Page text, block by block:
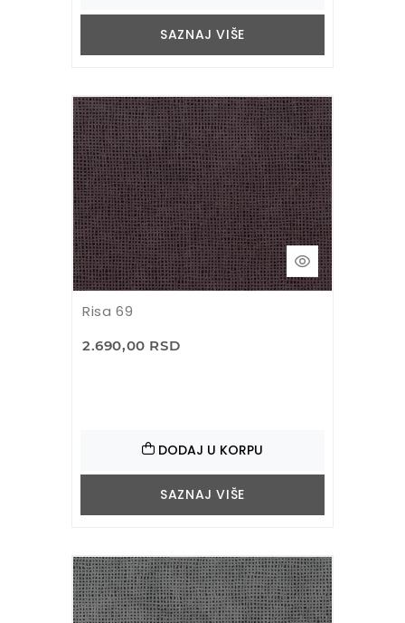
SAZNAJ VIŠE
Risa 69
2.690,00 RSD
DODAJ U KORPU
SAZNAJ VIŠE